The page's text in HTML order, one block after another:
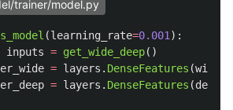
trainer/model.py
(learning_rate=0.001 ):
inputs = get_wide_deep()
= layers . DenseFeatures (wide
= layers . DenseFeatures (deep